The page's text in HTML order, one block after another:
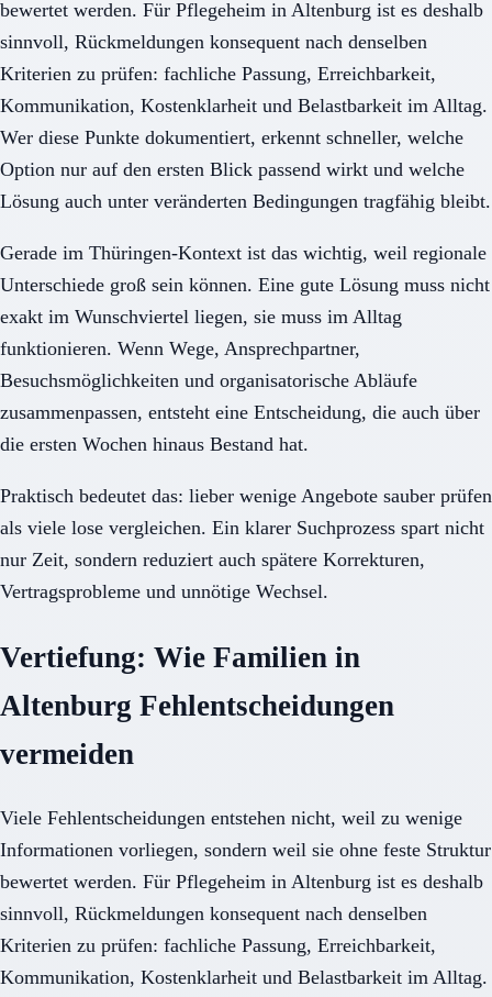
bewertet werden. Für Pflegeheim in Altenburg ist es deshalb
sinnvoll, Rückmeldungen konsequent nach denselben
Kriterien zu prüfen: fachliche Passung, Erreichbarkeit,
Kommunikation, Kostenklarheit und Belastbarkeit im Alltag.
Wer diese Punkte dokumentiert, erkennt schneller, welche
Option nur auf den ersten Blick passend wirkt und welche
Lösung auch unter veränderten Bedingungen tragfähig bleibt.
Gerade im Thüringen-Kontext ist das wichtig, weil regionale
Unterschiede groß sein können. Eine gute Lösung muss nicht
exakt im Wunschviertel liegen, sie muss im Alltag
funktionieren. Wenn Wege, Ansprechpartner,
Besuchsmöglichkeiten und organisatorische Abläufe
zusammenpassen, entsteht eine Entscheidung, die auch über
die ersten Wochen hinaus Bestand hat.
Praktisch bedeutet das: lieber wenige Angebote sauber prüfen
als viele lose vergleichen. Ein klarer Suchprozess spart nicht
nur Zeit, sondern reduziert auch spätere Korrekturen,
Vertragsprobleme und unnötige Wechsel.
Vertiefung: Wie Familien in
Altenburg Fehlentscheidungen
vermeiden
Viele Fehlentscheidungen entstehen nicht, weil zu wenige
Informationen vorliegen, sondern weil sie ohne feste Struktur
bewertet werden. Für Pflegeheim in Altenburg ist es deshalb
sinnvoll, Rückmeldungen konsequent nach denselben
Kriterien zu prüfen: fachliche Passung, Erreichbarkeit,
Kommunikation, Kostenklarheit und Belastbarkeit im Alltag.